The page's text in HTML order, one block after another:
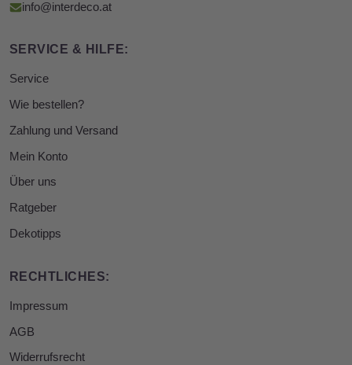
info@interdeco.at
SERVICE & HILFE:
Service
Wie bestellen?
Zahlung und Versand
Mein Konto
Über uns
Ratgeber
Dekotipps
RECHTLICHES:
Impressum
AGB
Widerrufsrecht